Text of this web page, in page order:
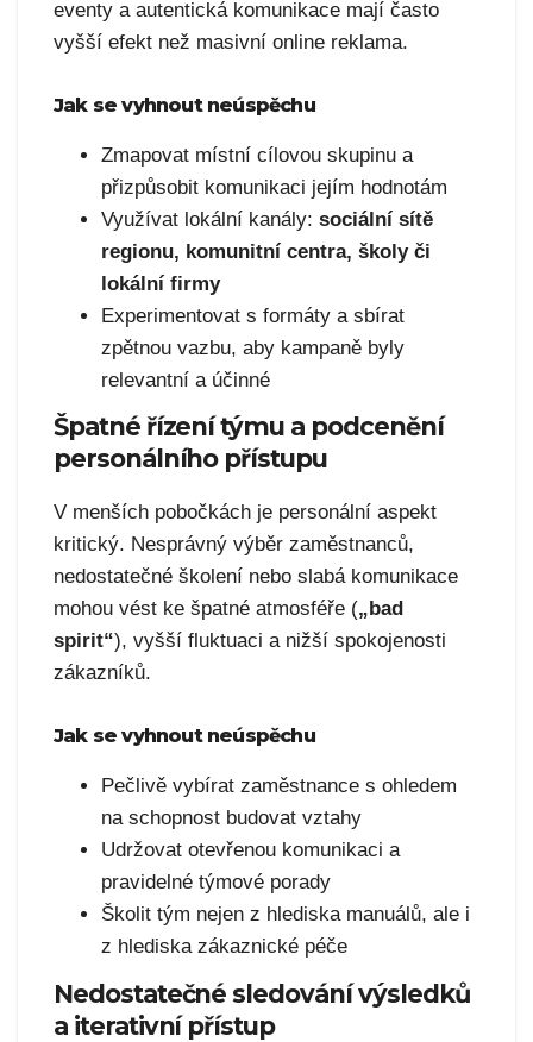
eventy a autentická komunikace mají často
vyšší efekt než masivní online reklama.
Jak se vyhnout neúspěchu
Zmapovat místní cílovou skupinu a
přizpůsobit komunikaci jejím hodnotám
Využívat lokální kanály: sociální sítě
regionu, komunitní centra, školy či
lokální firmy
Experimentovat s formáty a sbírat
zpětnou vazbu, aby kampaně byly
relevantní a účinné
Špatné řízení týmu a podcenění
personálního přístupu
V menších pobočkách je personální aspekt
kritický. Nesprávný výběr zaměstnanců,
nedostatečné školení nebo slabá komunikace
mohou vést ke špatné atmosféře („bad
spirit“), vyšší fluktuaci a nižší spokojenosti
zákazníků.
Jak se vyhnout neúspěchu
Pečlivě vybírat zaměstnance s ohledem
na schopnost budovat vztahy
Udržovat otevřenou komunikaci a
pravidelné týmové porady
Školit tým nejen z hlediska manuálů, ale i
z hlediska zákaznické péče
Nedostatečné sledování výsledků
a iterativní přístup